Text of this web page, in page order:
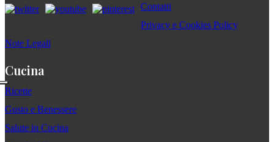
Contatti
Privacy e Cookies Policy
Note Legali
Cucina
Ricette
Gusto e Benessere
Salute in Cucina